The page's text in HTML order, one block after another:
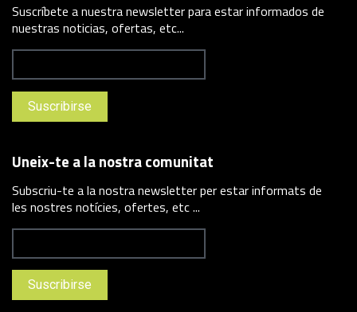
Suscríbete a nuestra newsletter para estar informados de
nuestras noticias, ofertas, etc...
Uneix-te a la nostra comunitat
Subscriu-te a la nostra newsletter per estar informats de
les nostres notícies, ofertes, etc ...